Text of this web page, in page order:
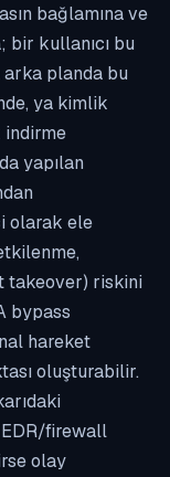
bağlamına ve
bir kullanıcı bu
arka planda bu
ya kimlik
indirme
yapılan
olarak ele
takeover) riskini
bypass
hareket
oluşturabilir.
firewall
olay